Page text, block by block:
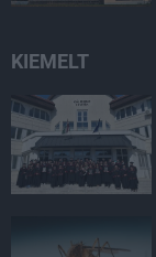
KIEMELT